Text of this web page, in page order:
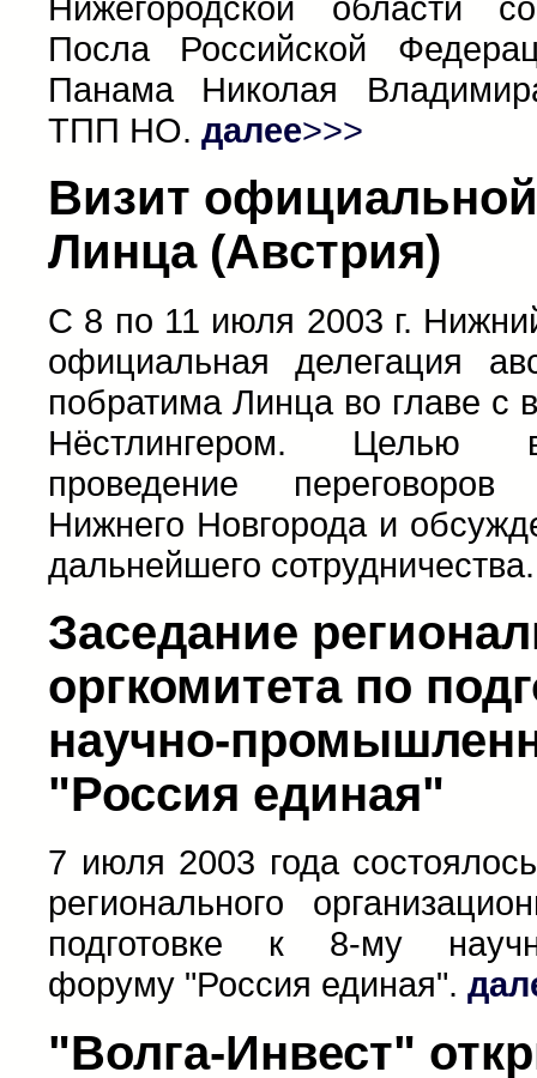
Посла Российской
Панама Николая
ТПП НО. далее>>>
Визит официальной
Линца (Австрия)
С 8 по 11 июля 2003 г.
официальная делегация
побратима Линца во главе с
Нёстлингером. Целью
проведение
Нижнего Новгорода и
дальнейшего
Заседание
оргкомитета по
научно-
"Россия единая"
7 июля 2003 года
регионального
подготовке к 8-му
форуму "Россия единая".
"Волга-Инвест"